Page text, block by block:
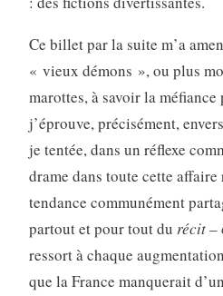
Ce billet par la suite m’a
« vieux démons », ou plus
marottes, à savoir la
j’éprouve, précisément,
je tentée, dans un réflexe
drame dans toute cette affaire
tendance communément
partout et pour tout du récit–
ressort à chaque
que la France manquerait